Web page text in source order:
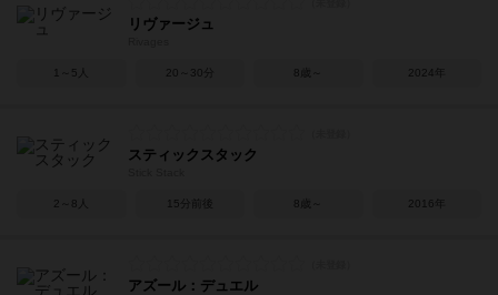
リヴァージュ
1～5人 20～30分 8歳～ 2024年
スティックスタック
2～8人 15分前後 8歳～ 2016年
アズール：デュエル